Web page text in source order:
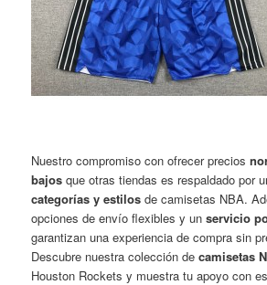
Nuestro compromiso con ofrecer precios
bajos que otras tiendas es respaldado por
categorías y estilos de camisetas NBA.
opciones de envío flexibles y unservicio
garantizan una experiencia de compra sin
Descubre nuestra colección decamisetas
Houston Rockets y muestra tu apoyo con